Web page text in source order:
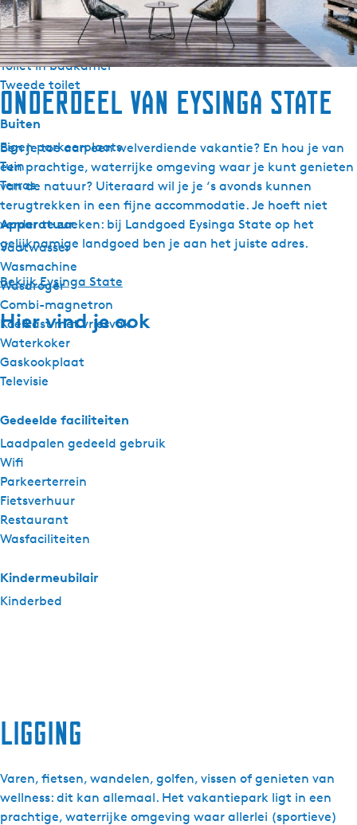
Separaat toilet
Douche
Ligbad
Toilet in badkamer
Tweede toilet
Buiten
Eigen parkeerplaats
Tuin
Terras
Apparatuur
Vaatwasser
Wasmachine
Wasdroger
Combi-magnetron
Koelkast met vriesvak
Waterkoker
Gaskookplaat
Televisie
Gedeelde faciliteiten
Laadpalen gedeeld gebruik
Wifi
Parkeerterrein
Fietsverhuur
Restaurant
Wasfaciliteiten
Kindermeubilair
Kinderbed
Onderdeel van Eysinga State
Ben je toe aan een welverdiende vakantie? En hou je van
een prachtige, waterrijke omgeving waar je kunt genieten
van de natuur? Uiteraard wil je je ‘s avonds kunnen
terugtrekken in een fijne accommodatie. Je hoeft niet
verder te zoeken: bij Landgoed Eysinga State op het
gelijknamige landgoed ben je aan het juiste adres.
Bekijk Eysinga State
Hier vind je ook
Ligging
Varen, fietsen, wandelen, golfen, vissen of genieten van
wellness: dit kan allemaal. Het vakantiepark ligt in een
prachtige, waterrijke omgeving waar allerlei (sportieve)